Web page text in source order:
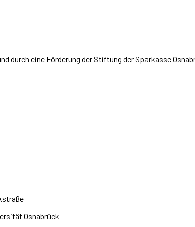
durch eine Förderung der Stiftung der Sparkasse
Osnabrück